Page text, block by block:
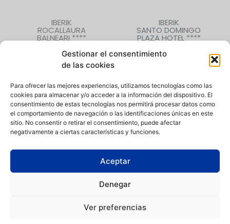
Gestionar el consentimiento
de las cookies
Para ofrecer las mejores experiencias, utilizamos tecnologías como las
cookies para almacenar y/o acceder a la información del dispositivo. El
consentimiento de estas tecnologías nos permitirá procesar datos como
el comportamiento de navegación o las identificaciones únicas en este
sitio. No consentir o retirar el consentimiento, puede afectar
negativamente a ciertas características y funciones.
Aceptar
Denegar
Ver preferencias
IBERIK
ROCALLAURA
BALNEARI ****
973 330 632
IBERIK
SANTO DOMINGO
PLAZA HOTEL ****
985 207 880
CONTACTO|QUIÉNES SOMOS|EMPLEO
Aviso Legal|
Condiciones de uso de instalaciones
Iberik Hoteles está comprometida con la igualdad de